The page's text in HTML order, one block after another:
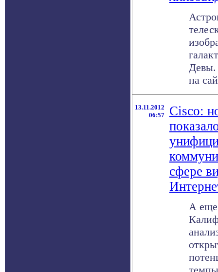
Девы.
на
13.11.2012
06:57
Cisco:
сфере
А еще